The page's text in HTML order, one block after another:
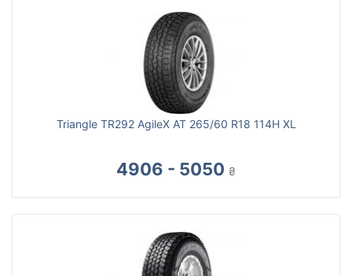
Triangle TR292 AgileX AT 265/60 R18 114H XL
4906 - 5050 ₴